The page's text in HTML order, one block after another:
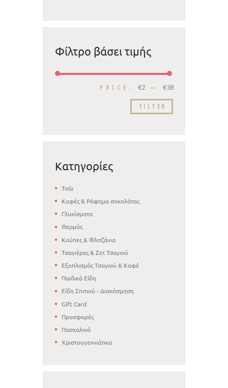
Φίλτρο βάσει τιμής
FILTER
PRICE: €2 — €38
Κατηγορίες
Τσάι
Καφές & Ρόφημα σοκολάτας
Γλυκίσματα
Θερμός
Κούπες & Φλιτζάνια
Τσαγιέρες & Σετ Τσαγιού
Εξοπλισμός Τσαγιού & Καφέ
Παιδικά Είδη
Είδη Σπιτιού - Διακόσμηση
Gift Card
Προσφορές
Πασχαλινά
Χριστουγεννιάτικα